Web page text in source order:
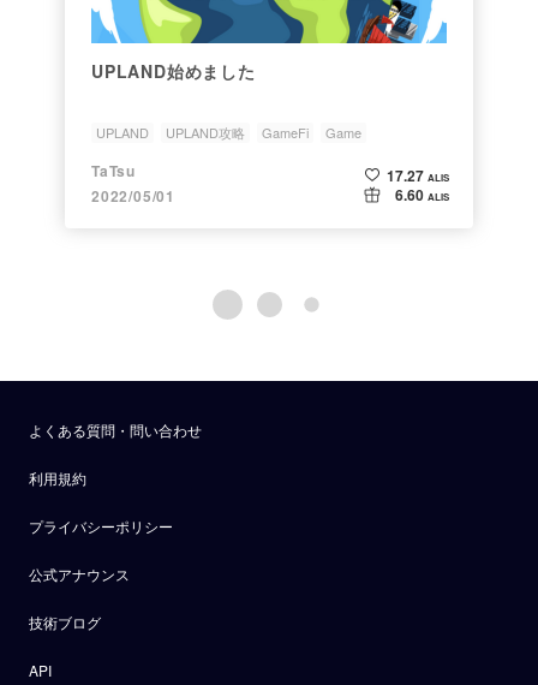
UPLAND始めました
UPLAND UPLAND攻略 GameFi Game
TaTsu
2022/05/01
17.27 ALIS
6.60 ALIS
よくある質問・問い合わせ
利用規約
プライバシーポリシー
公式アナウンス
技術ブログ
API